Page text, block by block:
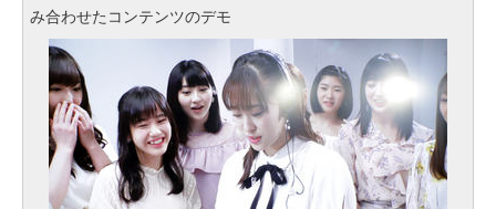
み合わせたコンテンツのデモ